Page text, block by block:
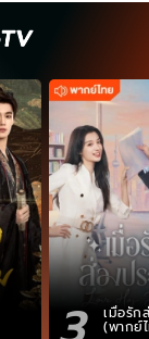
เมื่อรัก
(พากย์